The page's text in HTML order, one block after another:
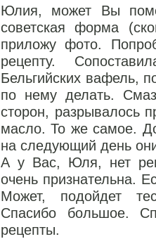
Юлия, может Вы
советская форма
приложу фото.
рецепту.
Бельгийских вафель,
по нему делать.
сторон, разрывалось
масло. То же самое.
на следующий день
А у Вас, Юля, нет
очень признательна.
Может, подойдет
Спасибо большое.
рецепты.